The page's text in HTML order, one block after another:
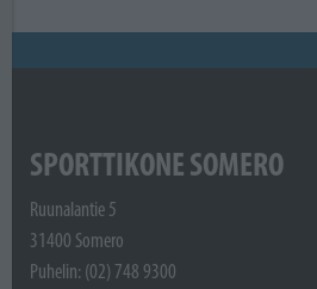
SPORTTIKONE SOMERO
Ruunalantie 5
31400 Somero
Puhelin: (02) 748 9300